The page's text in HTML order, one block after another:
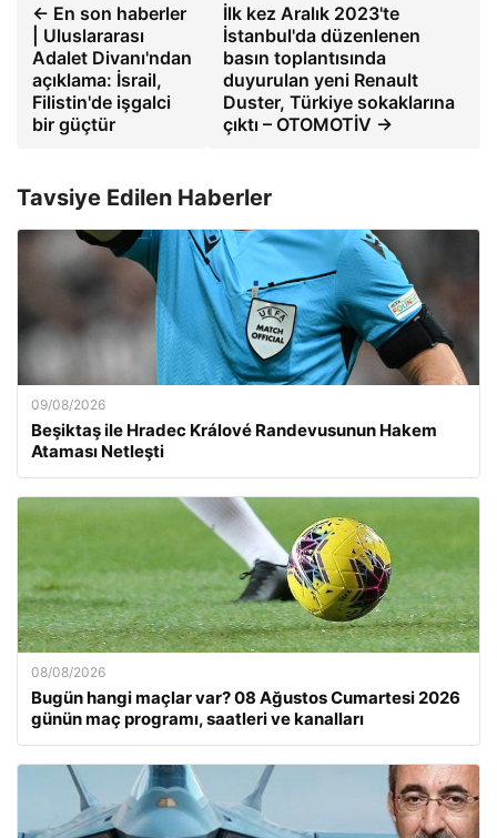
← En son haberler
| Uluslararası
Adalet Divanı'ndan
açıklama: İsrail,
Filistin'de işgalci
bir güçtür
İlk kez Aralık 2023'te
İstanbul'da düzenlenen
basın toplantısında
duyurulan yeni Renault
Duster, Türkiye sokaklarına
çıktı – OTOMOTİV →
Tavsiye Edilen Haberler
09/08/2026
Beşiktaş ile Hradec Králové Randevusunun Hakem
Ataması Netleşti
08/08/2026
Bugün hangi maçlar var? 08 Ağustos Cumartesi 2026
günün maç programı, saatleri ve kanalları